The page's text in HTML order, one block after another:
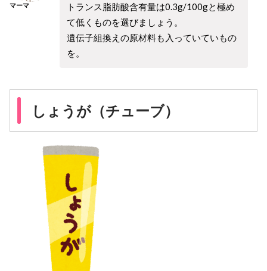
マーマ
トランス脂肪酸含有量は0.3g/100gと極め
て低くものを選びましょう。
遺伝子組換えの原材料も入っていていもの
を。
しょうが（チューブ）